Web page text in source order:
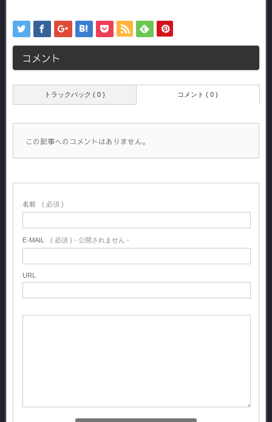
コメント
トラックバック ( 0 ) コメント ( 0 )
この記事へのコメントはありません。
名前 ( 必須 )
E-MAIL ( 必須 ) - 公開されません -
URL